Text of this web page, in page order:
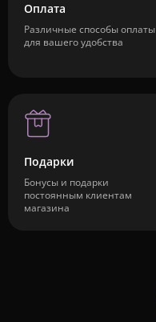
Оплата
Различные способы оплаты
для вашего удобства
Подарки
Бонусы и подарки
постоянным клиентам
магазина